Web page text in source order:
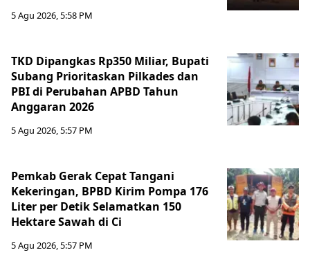
5 Agu 2026, 5:58 PM
TKD Dipangkas Rp350 Miliar, Bupati
Subang Prioritaskan Pilkades dan
PBI di Perubahan APBD Tahun
Anggaran 2026
5 Agu 2026, 5:57 PM
Pemkab Gerak Cepat Tangani
Kekeringan, BPBD Kirim Pompa 176
Liter per Detik Selamatkan 150
Hektare Sawah di Ci
5 Agu 2026, 5:57 PM